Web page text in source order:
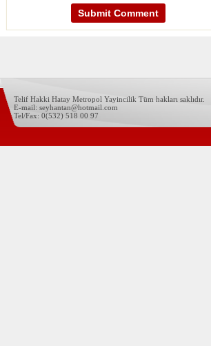
Telif Hakki Hatay Metropol Yayincilik Tüm hakları saklıdır.
E-mail: seyhantan@hotmail.com
Tel/Fax: 0(532) 518 00 97